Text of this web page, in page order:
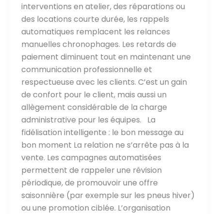
interventions en atelier, des réparations ou
des locations courte durée, les rappels
automatiques remplacent les relances
manuelles chronophages. Les retards de
paiement diminuent tout en maintenant une
communication professionnelle et
respectueuse avec les clients. C’est un gain
de confort pour le client, mais aussi un
allègement considérable de la charge
administrative pour les équipes. La
fidélisation intelligente : le bon message au
bon moment La relation ne s’arrête pas à la
vente. Les campagnes automatisées
permettent de rappeler une révision
périodique, de promouvoir une offre
saisonnière (par exemple sur les pneus hiver)
ou une promotion ciblée. L’organisation